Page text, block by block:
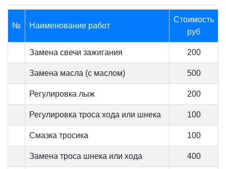
№ Наименование работ
Стоимость
руб
Замена свечи зажигания 200
Замена масла (с маслом) 500
Регулировка лыж 200
Регулировка троса хода или шнека 100
Смазка тросика 100
Замена троса шнека или хода 400